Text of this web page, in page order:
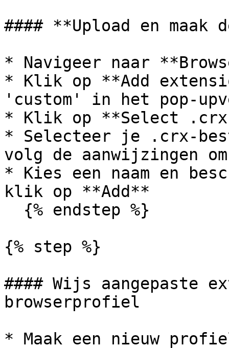
#### **Upload en maak
* Navigeer naar
* Klik op **Add
'custom' in het pop-
* Klik op **Select
* Selecteer je .crx-
volg de aanwijzingen
* Kies een naam en
klik op **Add**
{% step %}
#### Wijs aangepaste
browserprofiel
* Maak een nieuw